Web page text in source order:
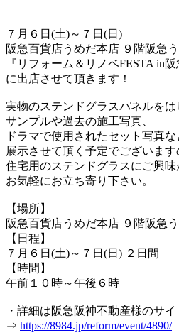
７月６日(土)～７日(日)
阪急百貨店うめだ本店 ９階阪急
『リフォーム＆リノベFESTA in阪
に出店させて頂きます！
実物のステンドグラスパネルをは
サンプルや過去の施工写真、
ドラマで使用されたセット写真な
展示させて頂く予定でございます
住宅用のステンドグラスにご興味
お気軽にお立ち寄り下さい。
【場所】
阪急百貨店うめだ本店 ９階阪急
【日程】
７月６日(土)～７日(日) ２日間
【時間】
午前１０時～午後６時
・詳細は阪急阪神不動産様のサイ
⇒ https://8984.jp/reform/event/4890/